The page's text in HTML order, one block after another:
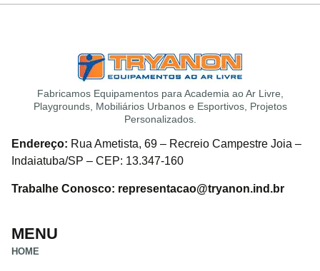
Fabricamos Equipamentos para Academia ao Ar Livre,
Playgrounds, Mobiliários Urbanos e Esportivos, Projetos
Personalizados.
Endereço: Rua Ametista, 69 – Recreio Campestre Joia –
Indaiatuba/SP – CEP: 13.347-160
Trabalhe Conosco: representacao@tryanon.ind.br
MENU
HOME